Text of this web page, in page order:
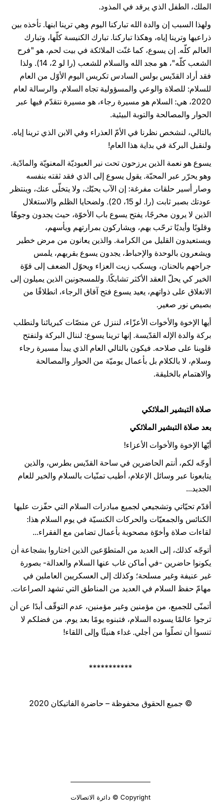
الملك، الطفل الذي يرقد في المذود.
ولهذا السبب إن والدة الله تباركنا اليوم وهي ترينا ابنها. تأخذه بين
ذراعيها وترينا إياه، وهكذا تباركنا. تبارك الكنيسة كلّها، وتبارك
العالم كلّه. إن يسوع، كما غنّت الملائكة في بيت لحم، هو "فرح
الشعب كلّه"، هو مجد الله والسلام للشعب (را لو 2، 14). ولذا
فقد أراد القدّيس بولس السادس تكريس اليوم الأوّل من العام
للسلام: للصلاة والوعي والمسؤولية تجاه السلام. والرسالة لعام
2020، هي: السلام هو مسيرة رجاء، هو مسيرة نتقدّم فيها عبر
الحوار والمصالحة والتوبة البيئية.
بالتالي، لنشخص نظرنا في الأمّ العذراء وفي الابن الذي ترينا إياه.
ولنقبل البركة في بداية هذا العام!
يسوع هو نعمة الذين يرزحون تحت نير العبوديّة المعنويّة والمادّية.
وهو يحرّر عبر المحبّة. يقول يسوع إلى الذي فقد ثقته بنفسه
وصار أسير حلقات مفرغة: إن الآب يحبّك، ولا يتخلّى عنك، وينتظر
عودتك بصبر ثابت (را. لو 15، 20). ولضحايا الظلم والاستغلال
الذين لا يرون مخرجًا، يفتح يسوع باب الأخوّة، حيث يجدون وجوهًا
وقلوبًا وأيديًا ترحّب بهم، ويشاركون بمرارتهم ويأسهم،
ويستعيدون القليل من الكرامة. والذين يعانون من مرض خطير
ويشعرون بالوحدة والإحباط، يجدون يسوع بقربهم، يلمس
جراحهم بالحنان، ويسكب زيت العزاء ويحوّل الضعف إلى قوّة
الخير كي يحلّ العقد الأكثر تشابكًا. وللمسجونين الذين يميلون إلى
الانغلاق على ذواتهم، يعيد يسوع فتح آفاق الرجاء، انطلاقًا من
بصيص نور صغير.
أيها الإخوة والأخوات الأعزّاء، لننزل عن منصّات كبريائنا ولنطلب
بركة والدة الإله القدّيسة. إنها ترينا يسوع: لننال البركة ولنفتح
قلوبنا على صلاحه. فيكون بالتالي العام الذي يبدأ مسيرة رجاء
وسلام، لا بالكلام بل بأعمال يوميّة من الحوار والمصالحة
والاهتمام بالخليقة.
صلاة التبشير الملائكي
بعد صلاة التبشير الملائكي
أيّها الإخوة والأخوات الأعزاء!
أوجّه لكم، أنتم الحاضرين في ساحة القدّيس بطرس، والذين
يتابعونا عبر وسائل الإعلام، أطيب تمنّيات بالسلام والخير للعام
الجديد...
أقدّم تحيّاتي وتشجيعي لجميع مبادرات السلام التي حفّزت عليها
الكنائس والجمعيّات والحركات الكنسيّة في يوم السلام هذا:
لقاءات صلاة وأخوّة مصحوبة بأعمال تضامن مع الفقراء...
أتوجّه كذلك، إلى العديد من المتطوّعين الذين اختاروا بشجاعة أن
يكونوا حاضرين -في أماكن غاب عنها السلام والعدالة- بصورة
غير عنيفة وغير مسلحة؛ وكذلك إلى العسكريين العاملين في
مهامّ حفظ السلام في العديد من المناطق التي تشهد الصراعات.
أتمنّى للجميع، من مؤمنين وغير مؤمنين، عدم التوقّف أبدًا عن أن
ترجوا عالمًا يسوده السلام، فتبنوه يومًا بعد يوم. من فضلكم لا
تنسوا أن تصلّوا من أجلي. غداء هنيئًا وإلى اللقاء!
***********
© جميع الحقوق محفوظة – حاضرة الفاتيكان 2020
Copyright © دائرة الاتصالات